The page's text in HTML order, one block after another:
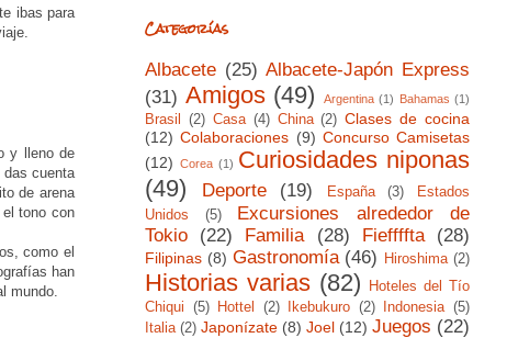
ibas para
y lleno de
cuenta
de arena
tono con
como el
han
mundo.
Categorías
Albacete (25) Albacete-Japón Express
(31) Amigos (49) Argentina (1) Bahamas (1)
Brasil (2) Casa (4) China (2) Clases de cocina
(12) Colaboraciones (9) Concurso Camisetas
(12) Corea (1) Curiosidades niponas
(49)
Deporte (19) España (3)
Estados
Unidos
(5)
Excursiones alrededor de
Tokio
(22) Familia (28) Fieffffta (28)
Filipinas (8) Gastronomía (46) Hiroshima (2)
Historias varias (82)
Hoteles del Tío
Chiqui
(5) Hottel (2) Ikebukuro (2) Indonesia (5)
Italia (2) Japonízate (8) Joel (12) Juegos (22)